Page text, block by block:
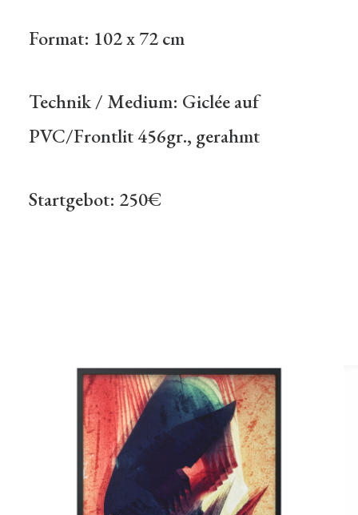
Format: 102 x 72 cm
Technik / Medium: Giclée auf
PVC/Frontlit 456gr., gerahmt
Startgebot: 250€